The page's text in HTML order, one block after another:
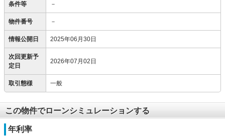
条件等 －
物件番号 －
情報公開日 2025年06月30日
次回更新予
定日
2026年07月02日
取引態様 一般
この物件でローンシミュレーションする
年利率